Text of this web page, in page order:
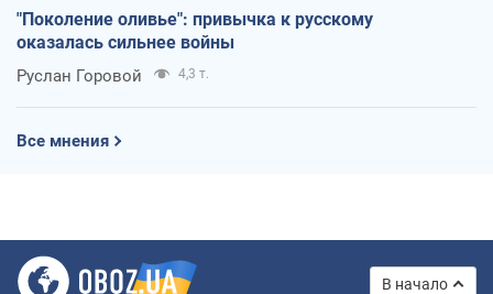
"Поколение оливье": привычка к русскому
оказалась сильнее войны
Руслан Горовой 4,3 т.
Все мнения
В начало